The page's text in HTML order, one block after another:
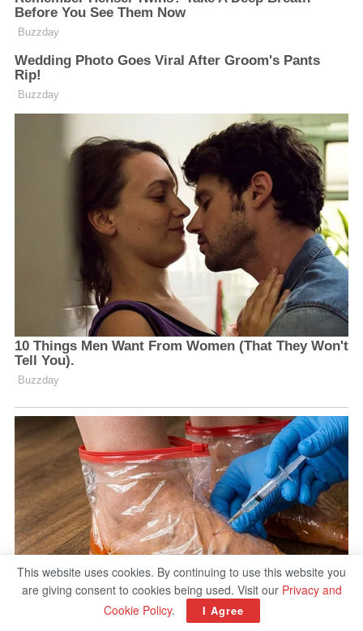
This website uses cookies. By continuing to use this website you
are giving consent to cookies being used. Visit our Privacy and
Cookie Policy. I Agree